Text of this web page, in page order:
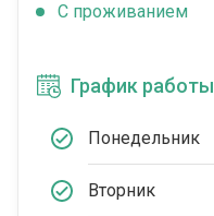
C проживанием
График работы
Понедельник
Вторник